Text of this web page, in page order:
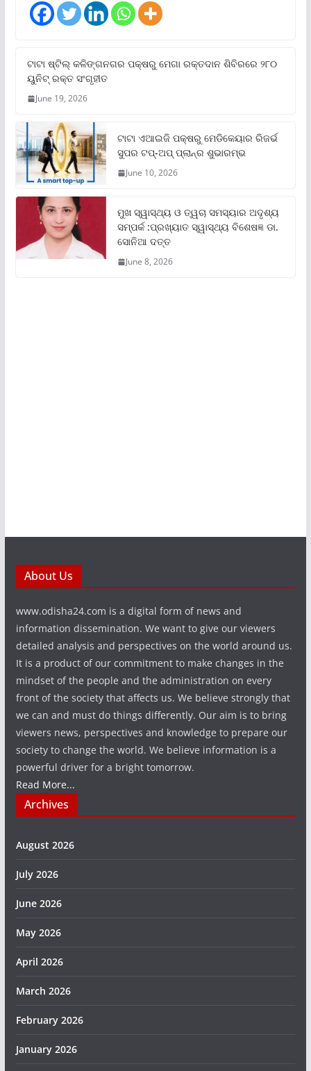
ଟାଟା ଷ୍ଟିଲ୍‌ କଳିଙ୍ଗନଗର ପକ୍ଷରୁ ମେଗା ରକ୍ତଦାନ ଶିବିରରେ ୨୮୦
ୟୁନିଟ୍‌ ରକ୍ତ ସଂଗୃହୀତ
June 19, 2026
ଟାଟା ଏଆଇଜି ପକ୍ଷରୁ ମେଡିକେୟାର ରିଜର୍ଭ
ସୁପର ଟପ୍‌-ଅପ୍ ପ୍ଲାନ୍‌ର ଶୁଭାରମ୍ଭ
June 10, 2026
ମୁଖ ସ୍ୱାସ୍ଥ୍ୟ ଓ ତ୍ୱଚା ସମସ୍ୟାର ଅଦୃଶ୍ୟ
ସମ୍ପର୍କ :ପ୍ରଖ୍ୟାତ ସ୍ୱାସ୍ଥ୍ୟ ବିଶେଷଜ୍ଞ ଡା.
ସୋନିଆ ଦତ୍ତ
June 8, 2026
About Us
www.odisha24.com is a digital form of news and
information dissemination. We want to give our viewers
detailed analysis and perspectives on the world around us.
It is a product of our commitment to make changes in the
mindset of the people and the administration on every
front of the society that affects us. We believe strongly that
we can and must do things differently. Our aim is to bring
viewers news, perspectives and knowledge to prepare our
society to change the world. We believe information is a
powerful driver for a bright tomorrow.
Read More...
Archives
August 2026
July 2026
June 2026
May 2026
April 2026
March 2026
February 2026
January 2026